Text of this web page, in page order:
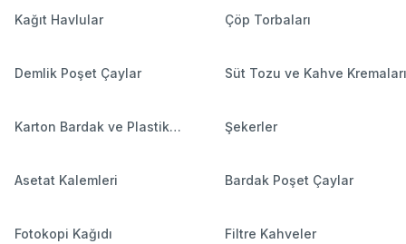
Kağıt Havlular Çöp Torbaları
Demlik Poşet Çaylar Süt Tozu ve Kahve Kremaları
Karton Bardak ve Plastik
Şekerler
Asetat Kalemleri Bardak Poşet Çaylar
Fotokopi Kağıdı Filtre Kahveler